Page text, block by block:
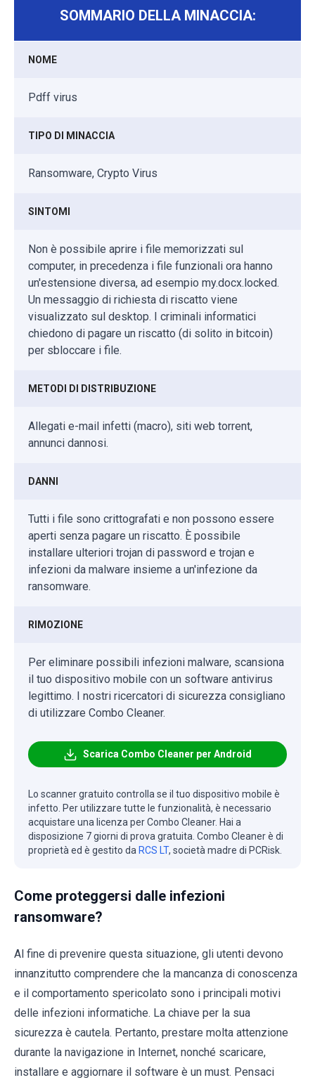
SOMMARIO DELLA MINACCIA:
NOME
Pdff virus
TIPO DI MINACCIA
Ransomware, Crypto Virus
SINTOMI
Non è possibile aprire i file memorizzati sul
computer, in precedenza i file funzionali ora hanno
un'estensione diversa, ad esempio my.docx.locked.
Un messaggio di richiesta di riscatto viene
visualizzato sul desktop. I criminali informatici
chiedono di pagare un riscatto (di solito in bitcoin)
per sbloccare i file.
METODI DI DISTRIBUZIONE
Allegati e-mail infetti (macro), siti web torrent,
annunci dannosi.
DANNI
Tutti i file sono crittografati e non possono essere
aperti senza pagare un riscatto. È possibile
installare ulteriori trojan di password e trojan e
infezioni da malware insieme a un'infezione da
ransomware.
RIMOZIONE
Per eliminare possibili infezioni malware, scansiona
il tuo dispositivo mobile con un software antivirus
legittimo. I nostri ricercatori di sicurezza consigliano
di utilizzare Combo Cleaner.
Scarica Combo Cleaner per Android
Lo scanner gratuito controlla se il tuo dispositivo mobile è
infetto. Per utilizzare tutte le funzionalità, è necessario
acquistare una licenza per Combo Cleaner. Hai a
disposizione 7 giorni di prova gratuita. Combo Cleaner è di
proprietà ed è gestito da RCS LT, società madre di PCRisk.
Come proteggersi dalle infezioni
ransomware?
Al fine di prevenire questa situazione, gli utenti devono
innanzitutto comprendere che la mancanza di conoscenza
e il comportamento spericolato sono i principali motivi
delle infezioni informatiche. La chiave per la sua
sicurezza è cautela. Pertanto, prestare molta attenzione
durante la navigazione in Internet, nonché scaricare,
installare e aggiornare il software è un must. Pensaci